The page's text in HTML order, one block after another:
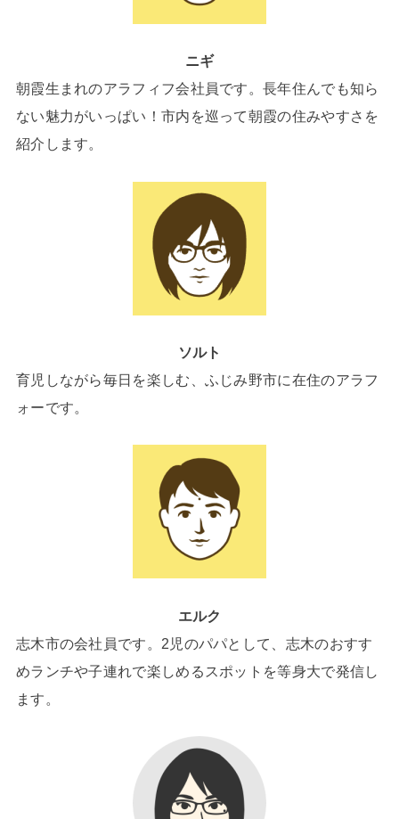
ニギ
朝霞生まれのアラフィフ会社員です。長年住んでも知ら
ない魅力がいっぱい！市内を巡って朝霞の住みやすさを
紹介します。
ソルト
育児しながら毎日を楽しむ、ふじみ野市に在住のアラフ
ォーです。
エルク
志木市の会社員です。2児のパパとして、志木のおすす
めランチや子連れで楽しめるスポットを等身大で発信し
ます。